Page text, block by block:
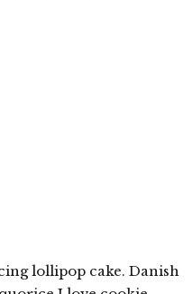
lollipop cake. Danish